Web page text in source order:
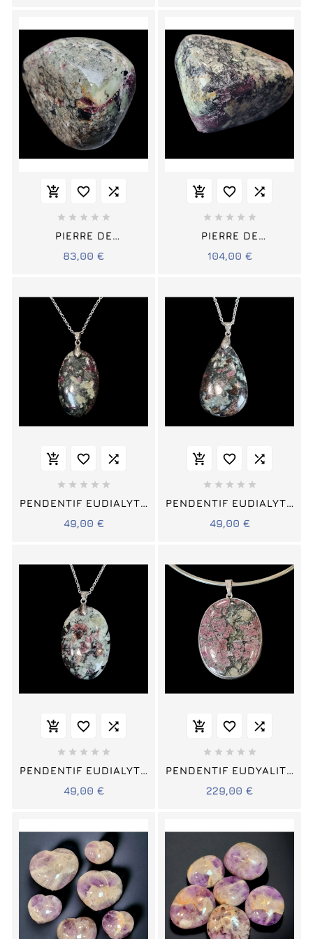
  
    
PIERRE DE
EUDIALYTE
83,00 €
  
    
PIERRE DE
EUDIALYTE
104,00 €
  
    
PENDENTIF EUDIALYTE
49,00 €
  
    
PENDENTIF EUDIALYTE
49,00 €
  
    
PENDENTIF EUDIALYTE
49,00 €
  
    
PENDENTIF EUDYALITE
RIGIDE ARGENT 925 (S)
229,00 €